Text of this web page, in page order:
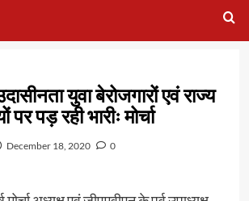
युवा बेरोजगारों एवं राज्य
पड़ रही भारीः मोर्चा
December 18, 2020 0